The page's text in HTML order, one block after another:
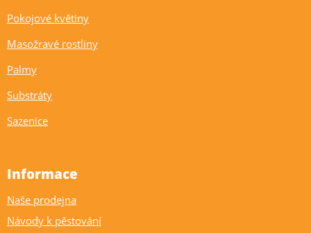
Pokojové květiny
Masožravé rostliny
Palmy
Substráty
Sazenice
Informace
Naše prodejna
Návody k pěstování